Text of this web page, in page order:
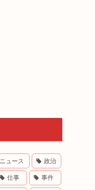
ニュース 政治
仕事 事件